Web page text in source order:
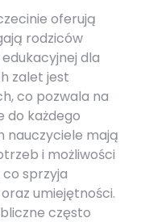
oferują
rodziców
dla
zalet jest
co pozwala na
do każdego
nauczyciele mają
i możliwości
sprzyja
umiejętności.
często